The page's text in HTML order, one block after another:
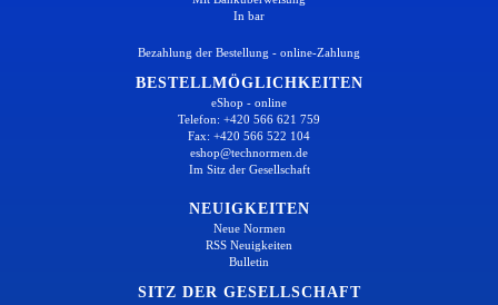
In bar
Bezahlung der Bestellung - online-Zahlung
BESTELLMÖGLICHKEITEN
eShop - online
Telefon: +420 566 621 759
Fax: +420 566 522 104
eshop@technormen.de
Im Sitz der Gesellschaft
NEUIGKEITEN
Neue Normen
RSS Neuigkeiten
Bulletin
SITZ DER GESELLSCHAFT